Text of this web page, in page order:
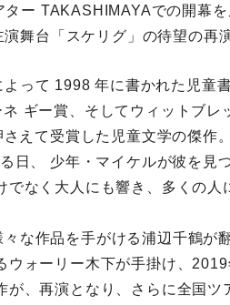
ー TAKASHIMAYAでの開幕
舞台「スケリグ」の待望の再
って 1998 年に書かれた児童
ギー賞、そしてウィットブレ
えて受賞した児童文学の傑作
日、 少年・マイケルが彼を見
なく大人にも響き、多くの人
な作品を手がける浦辺千鶴が
ォーリー木下が手掛け、
、再演となり、さらに全国ツ